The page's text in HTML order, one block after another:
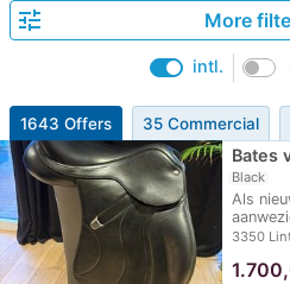
tune More
intl.
1643 Offers 35 Commercial
Bates
Black
Als
3350